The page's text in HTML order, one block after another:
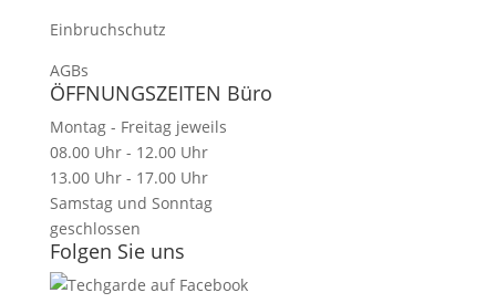
Einbruchschutz
AGBs
ÖFFNUNGSZEITEN Büro
Montag - Freitag jeweils
08.00 Uhr - 12.00 Uhr
13.00 Uhr - 17.00 Uhr
Samstag und Sonntag
geschlossen
Folgen Sie uns